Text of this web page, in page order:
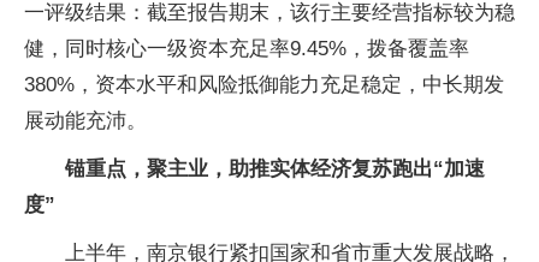
一评级结果：截至报告期末，该行主要经营指标较为稳
健，同时核心一级资本充足率9.45%，拨备覆盖率
380%，资本水平和风险抵御能力充足稳定，中长期发
展动能充沛。
锚重点，聚主业，助推实体经济复苏跑出“加速
度”
上半年，南京银行紧扣国家和省市重大发展战略，